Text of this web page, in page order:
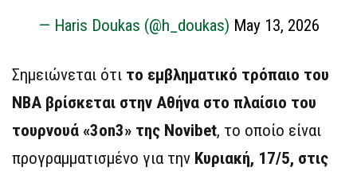
— Haris Doukas (@h_doukas) May 13, 2026
Σημειώνεται ότι το εμβληματικό τρόπαιο του
ΝΒΑ βρίσκεται στην Αθήνα στο πλαίσιο του
τουρνουά «3on3» της Novibet, το οποίο είναι
προγραμματισμένο για την Κυριακή, 17/5, στις